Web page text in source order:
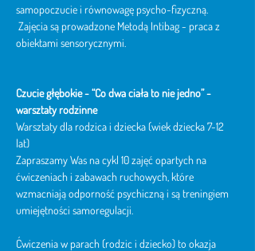
samopoczucie i równowagę psycho-fizyczną.
Zajęcia są prowadzone Metodą Intibag - praca z
obiektami sensorycznymi.
Czucie głębokie -“Co dwa ciała to nie jedno” -
warsztaty rodzinne
Warsztaty dla rodzica i dziecka (wiek dziecka 7-12
lat)
Zapraszamy Was na cykl 10 zajęć opartych na
ćwiczeniach i zabawach ruchowych, które
wzmacniają odporność psychiczną i są treningiem
umiejętności samoregulacji.
Ćwiczenia w parach (rodzic i dziecko) to okazja